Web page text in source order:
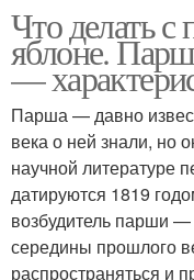
Что делать
яблоне.
—
Парша — давно
века о ней знали, но
научной литературе
датируются 1819
возбудитель парши —
середины прошлого
распространяться и